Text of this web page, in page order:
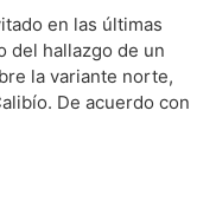
en las últimas
del hallazgo de un
la variante norte,
De acuerdo con